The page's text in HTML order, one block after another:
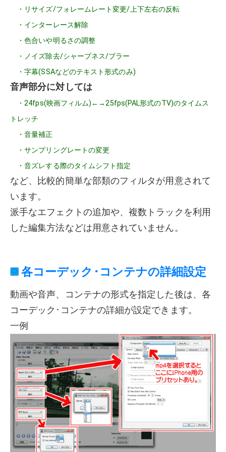
・リサイズ/フォレームレート変更/上下左右の反転
・インターレース解除
・色合いや明るさの調整
・ノイズ除去/シャープネス/ブラー
・字幕(SSAなどのテキスト形式のみ)
音声部分に対しては
・24fps(映画フィルム)←→25fps(PAL形式のTV)のタイムス
トレッチ
・音量補正
・サンプリングレートの変更
・音ズレする際のタイムシフト指定
など、比較的簡単な部類のフィルタが用意されて
います。
派手なエフェクトの追加や、複数トラックを利用
した編集方法などは用意されていません。
各コーデック･コンテナの詳細設定
動画や音声、コンテナの形式を指定した後は、各
コーデック･コンテナの詳細が設定できます。
一例